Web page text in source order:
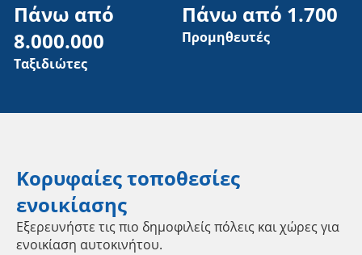
Πάνω από
8.000.000
Ταξιδιώτες
Πάνω από 1.700
Προμηθευτές
Κορυφαίες τοποθεσίες
ενοικίασης
Εξερευνήστε τις πιο δημοφιλείς πόλεις και χώρες για
ενοικίαση αυτοκινήτου.